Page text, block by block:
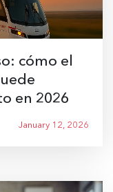
cómo el
en 2026
January 12, 2026